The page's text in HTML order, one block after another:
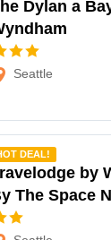
Dylan a
Seattle
DEAL!
by
The Space